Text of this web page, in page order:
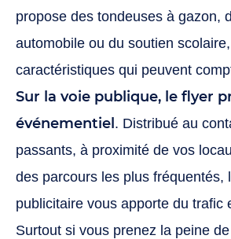
propose des tondeuses à gazon,
automobile ou du soutien
caractéristiques qui peuvent
Sur la voie publique, le flyer
événementiel . Distribué au
passants, à proximité de vos
des parcours les plus fréquentés,
publicitaire vous apporte du trafic
Surtout si vous prenez la peine